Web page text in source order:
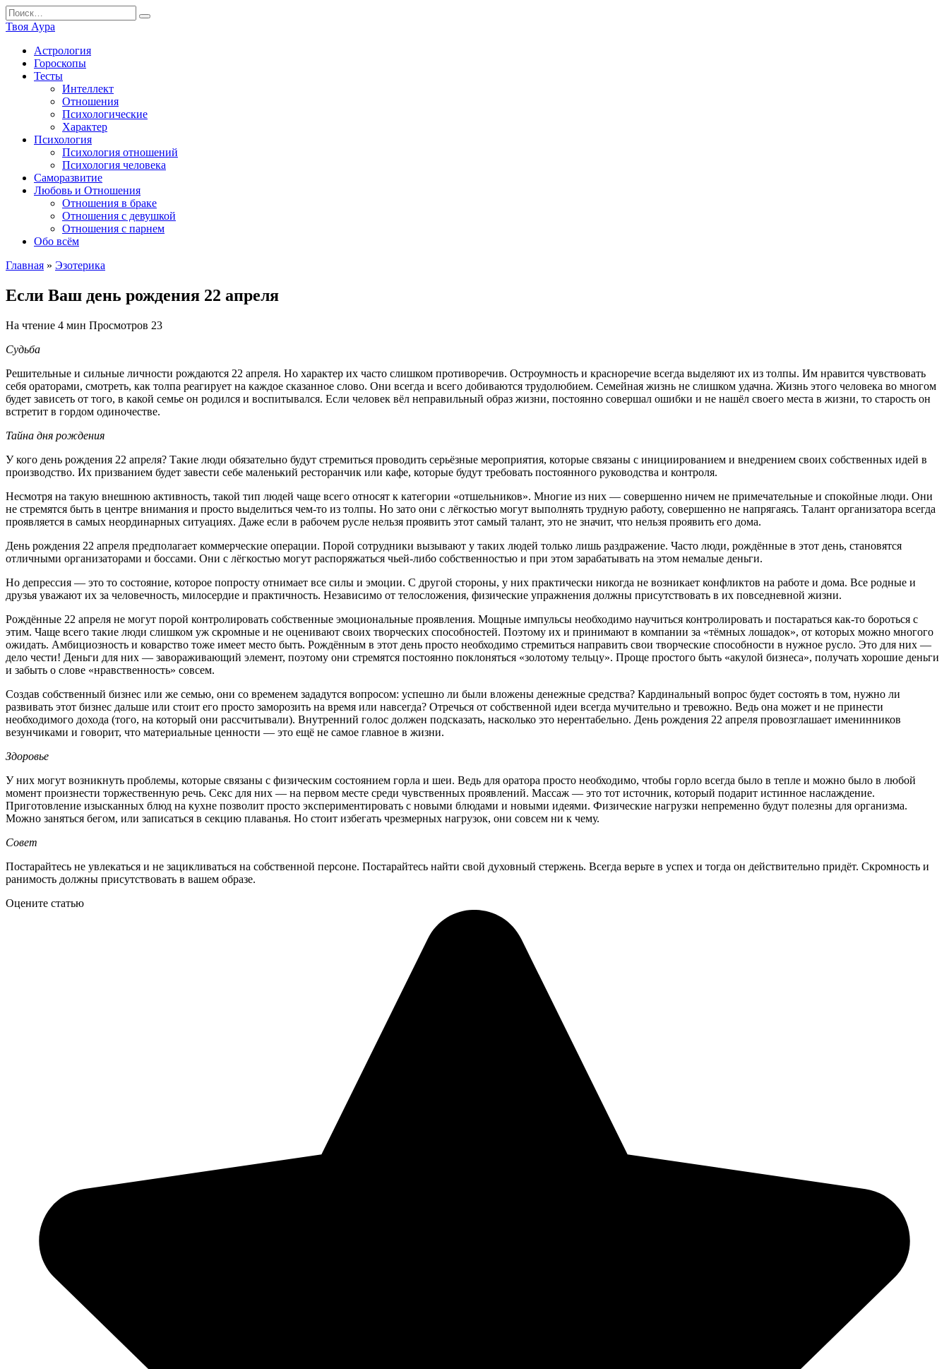
Перейти
к
содержанию
Search
for:
Твоя Аура
Астрология
Гороскопы
Тесты
Интеллект
Отношения
Психологические
Характер
Психология
Психология отношений
Психология человека
Саморазвитие
Любовь и Отношения
Отношения в браке
Отношения с девушкой
Отношения с парнем
Обо всём
Главная » Эзотерика
Если Ваш день рождения 22 апреля
На чтение 4 мин Просмотров 23
Судьба
Решительные и сильные личности рождаются 22 апреля. Но характер их часто слишком противоречив. Остроумность и красноречие всегда выделяют их из толпы. Им нравится чувствовать
себя ораторами, смотреть, как толпа реагирует на каждое сказанное слово. Они всегда и всего добиваются трудолюбием. Семейная жизнь не слишком удачна. Жизнь этого человека во многом
будет зависеть от того, в какой семье он родился и воспитывался. Если человек вёл неправильный образ жизни, постоянно совершал ошибки и не нашёл своего места в жизни, то старость он
встретит в гордом одиночестве.
Тайна дня рождения
У кого день рождения 22 апреля? Такие люди обязательно будут стремиться проводить серьёзные мероприятия, которые связаны с инициированием и внедрением своих собственных идей в
производство. Их призванием будет завести себе маленький ресторанчик или кафе, которые будут требовать постоянного руководства и контроля.
Несмотря на такую внешнюю активность, такой тип людей чаще всего относят к категории «отшельников». Многие из них — совершенно ничем не примечательные и спокойные люди. Они
не стремятся быть в центре внимания и просто выделиться чем-то из толпы. Но зато они с лёгкостью могут выполнять трудную работу, совершенно не напрягаясь. Талант организатора всегда
проявляется в самых неординарных ситуациях. Даже если в рабочем русле нельзя проявить этот самый талант, это не значит, что нельзя проявить его дома.
День рождения 22 апреля предполагает коммерческие операции. Порой сотрудники вызывают у таких людей только лишь раздражение. Часто люди, рождённые в этот день, становятся
отличными организаторами и боссами. Они с лёгкостью могут распоряжаться чьей-либо собственностью и при этом зарабатывать на этом немалые деньги.
Но депрессия — это то состояние, которое попросту отнимает все силы и эмоции. С другой стороны, у них практически никогда не возникает конфликтов на работе и дома. Все родные и
друзья уважают их за человечность, милосердие и практичность. Независимо от телосложения, физические упражнения должны присутствовать в их повседневной жизни.
Рождённые 22 апреля не могут порой контролировать собственные эмоциональные проявления. Мощные импульсы необходимо научиться контролировать и постараться как-то бороться с
этим. Чаще всего такие люди слишком уж скромные и не оценивают своих творческих способностей. Поэтому их и принимают в компании за «тёмных лошадок», от которых можно многого
ожидать. Амбициозность и коварство тоже имеет место быть. Рождённым в этот день просто необходимо стремиться направить свои творческие способности в нужное русло. Это для них —
дело чести! Деньги для них — завораживающий элемент, поэтому они стремятся постоянно поклоняться «золотому тельцу». Проще простого быть «акулой бизнеса», получать хорошие деньги
и забыть о слове «нравственность» совсем.
Создав собственный бизнес или же семью, они со временем зададутся вопросом: успешно ли были вложены денежные средства? Кардинальный вопрос будет состоять в том, нужно ли
развивать этот бизнес дальше или стоит его просто заморозить на время или навсегда? Отречься от собственной идеи всегда мучительно и тревожно. Ведь она может и не принести
необходимого дохода (того, на который они рассчитывали). Внутренний голос должен подсказать, насколько это нерентабельно. День рождения 22 апреля провозглашает именинников
везунчиками и говорит, что материальные ценности — это ещё не самое главное в жизни.
Здоровье
У них могут возникнуть проблемы, которые связаны с физическим состоянием горла и шеи. Ведь для оратора просто необходимо, чтобы горло всегда было в тепле и можно было в любой
момент произнести торжественную речь. Секс для них — на первом месте среди чувственных проявлений. Массаж — это тот источник, который подарит истинное наслаждение.
Приготовление изысканных блюд на кухне позволит просто экспериментировать с новыми блюдами и новыми идеями. Физические нагрузки непременно будут полезны для организма.
Можно заняться бегом, или записаться в секцию плаванья. Но стоит избегать чрезмерных нагрузок, они совсем ни к чему.
Совет
Постарайтесь не увлекаться и не зацикливаться на собственной персоне. Постарайтесь найти свой духовный стержень. Всегда верьте в успех и тогда он действительно придёт. Скромность и
ранимость должны присутствовать в вашем образе.
Оцените статью